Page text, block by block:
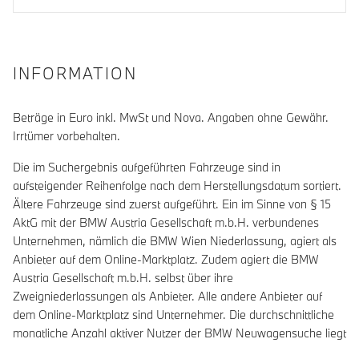
INFORMATION
Beträge in Euro inkl. MwSt und Nova. Angaben ohne Gewähr.
Irrtümer vorbehalten.
Die im Suchergebnis aufgeführten Fahrzeuge sind in
aufsteigender Reihenfolge nach dem Herstellungsdatum sortiert.
Ältere Fahrzeuge sind zuerst aufgeführt. Ein im Sinne von § 15
AktG mit der BMW Austria Gesellschaft m.b.H. verbundenes
Unternehmen, nämlich die BMW Wien Niederlassung, agiert als
Anbieter auf dem Online-Marktplatz. Zudem agiert die BMW
Austria Gesellschaft m.b.H. selbst über ihre
Zweigniederlassungen als Anbieter. Alle andere Anbieter auf
dem Online-Marktplatz sind Unternehmer. Die durchschnittliche
monatliche Anzahl aktiver Nutzer der BMW Neuwagensuche liegt